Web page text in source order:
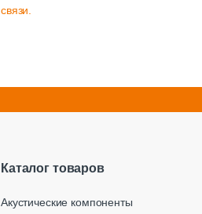
связи.
Каталог товаров
Акустические компоненты